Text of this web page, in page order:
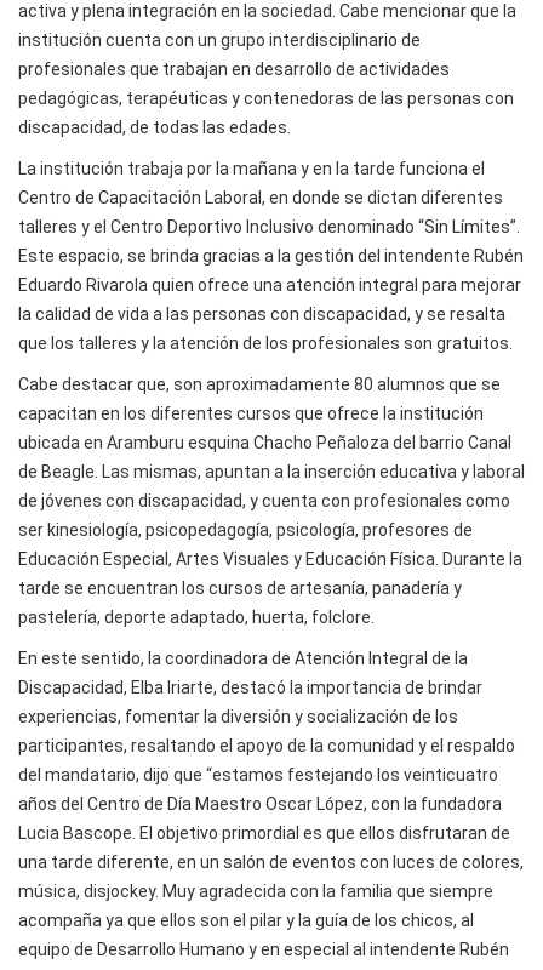
activa y plena integración en la sociedad. Cabe mencionar que la
institución cuenta con un grupo interdisciplinario de
profesionales que trabajan en desarrollo de actividades
pedagógicas, terapéuticas y contenedoras de las personas con
discapacidad, de todas las edades.
La institución trabaja por la mañana y en la tarde funciona el
Centro de Capacitación Laboral, en donde se dictan diferentes
talleres y el Centro Deportivo Inclusivo denominado “Sin Límites”.
Este espacio, se brinda gracias a la gestión del intendente Rubén
Eduardo Rivarola quien ofrece una atención integral para mejorar
la calidad de vida a las personas con discapacidad, y se resalta
que los talleres y la atención de los profesionales son gratuitos.
Cabe destacar que, son aproximadamente 80 alumnos que se
capacitan en los diferentes cursos que ofrece la institución
ubicada en Aramburu esquina Chacho Peñaloza del barrio Canal
de Beagle. Las mismas, apuntan a la inserción educativa y laboral
de jóvenes con discapacidad, y cuenta con profesionales como
ser kinesiología, psicopedagogía, psicología, profesores de
Educación Especial, Artes Visuales y Educación Física. Durante la
tarde se encuentran los cursos de artesanía, panadería y
pastelería, deporte adaptado, huerta, folclore.
En este sentido, la coordinadora de Atención Integral de la
Discapacidad, Elba Iriarte, destacó la importancia de brindar
experiencias, fomentar la diversión y socialización de los
participantes, resaltando el apoyo de la comunidad y el respaldo
del mandatario, dijo que “estamos festejando los veinticuatro
años del Centro de Día Maestro Oscar López, con la fundadora
Lucia Bascope. El objetivo primordial es que ellos disfrutaran de
una tarde diferente, en un salón de eventos con luces de colores,
música, disjockey. Muy agradecida con la familia que siempre
acompaña ya que ellos son el pilar y la guía de los chicos, al
equipo de Desarrollo Humano y en especial al intendente Rubén